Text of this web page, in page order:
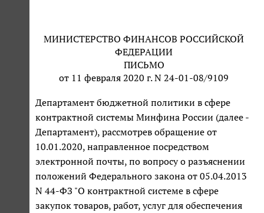
МИНИСТЕРСТВО ФИНАНСОВ РОССИЙСКОЙ
ФЕДЕРАЦИИ
ПИСЬМО
от 11 февраля 2020 г. N 24-01-08/9109
Департамент бюджетной политики в сфере
контрактной системы Минфина России (далее -
Департамент), рассмотрев обращение от
10.01.2020, направленное посредством
электронной почты, по вопросу о разъяснении
положений Федерального закона от 05.04.2013
N 44-ФЗ "О контрактной системе в сфере
закупок товаров, работ, услуг для обеспечения